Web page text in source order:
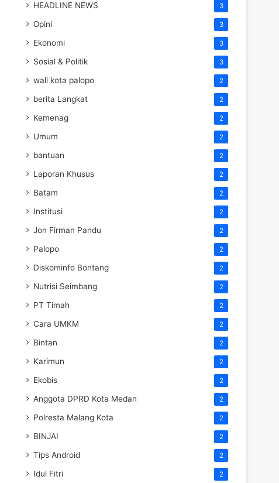
HEADLINE NEWS 3
Opini 3
Ekonomi 3
Sosial & Politik 3
wali kota palopo 2
berita Langkat 2
Kemenag 2
Umum 2
bantuan 2
Laporan Khusus 2
Batam 2
Institusi 2
Jon Firman Pandu 2
Palopo 2
Diskominfo Bontang 2
Nutrisi Seimbang 2
PT Timah 2
Cara UMKM 2
Bintan 2
Karimun 2
Ekobis 2
Anggota DPRD Kota Medan 2
Polresta Malang Kota 2
BINJAI 2
Tips Android 2
Idul Fitri 2